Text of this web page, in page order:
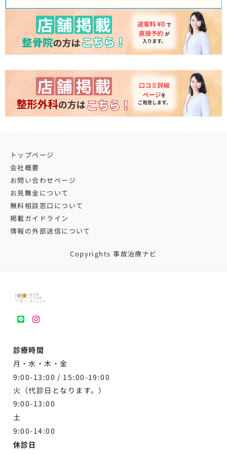
トップページ
会社概要
お問い合わせページ
お見舞金について
無料相談窓口について
掲載ガイドライン
情報の外部送信について
Copyrights 事故治療ナビ
LINEinstagram
診療時間
月・水・木・金
9:00-13:00 / 15:00-19:00
火（代診日となります。）
9:00-13:00
土
9:00-14:00
休診日